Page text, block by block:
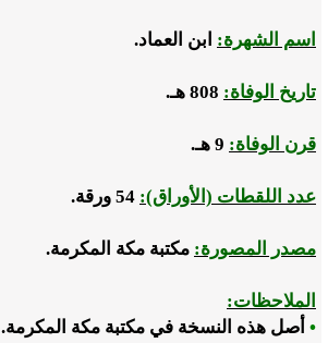
اسم الشهرة: ابن العماد.
تاريخ الوفاة:
قرن الوفاة:
عدد اللقطات (الأوراق):
مصدر المصورة: مكتبة مكة المكرمة.
الملاحظات:
• أصل هذه النسخة في مكتبة مكة المكرمة.